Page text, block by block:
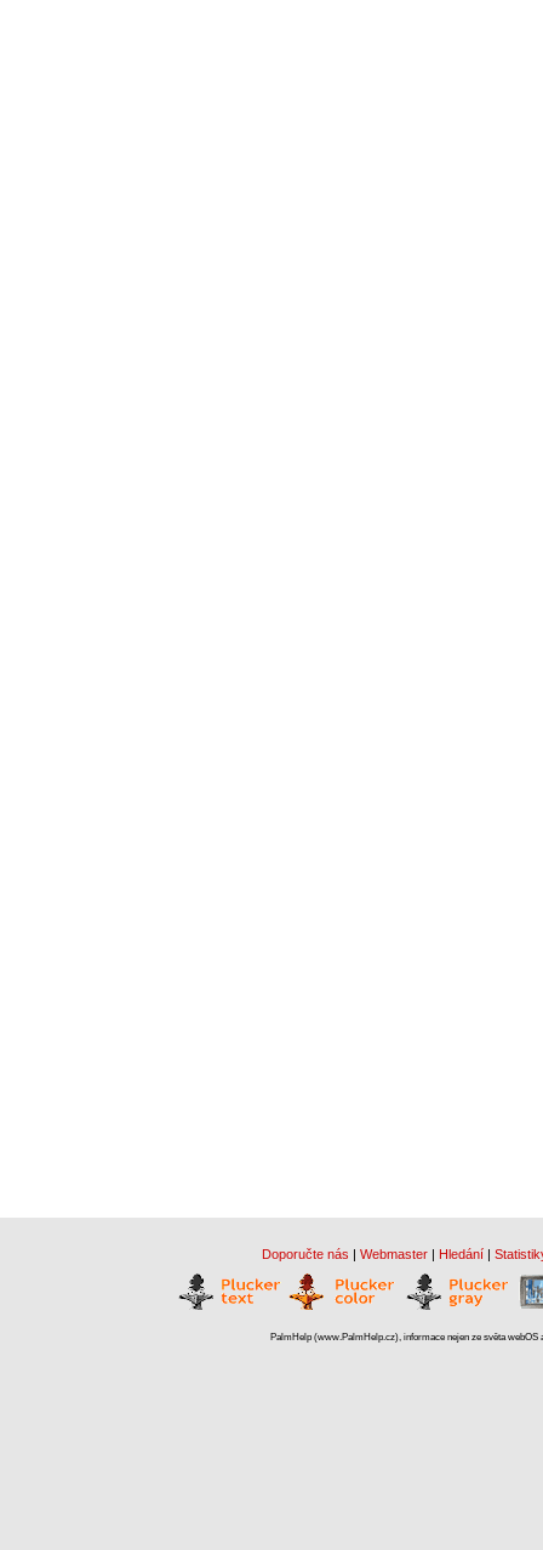
Doporučte nás | Webmaster | Hledání |
PalmHelp (www.PalmHelp.cz), informace nejen ze světa